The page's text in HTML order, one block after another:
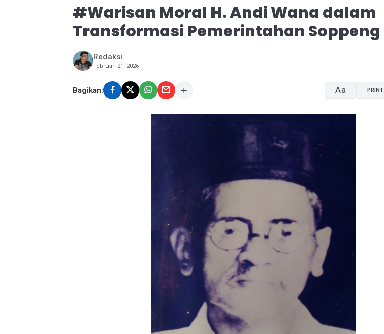
#Warisan Moral H. Andi Wana dalam
Transformasi Pemerintahan Soppeng
Redaksi
Februari 21, 2026
Bagikan: Aa PRINT